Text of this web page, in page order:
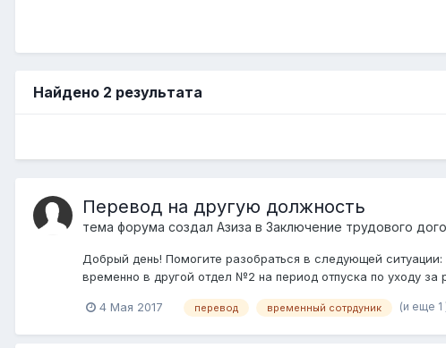
Найдено 2 результата
Перевод на другую должность
тема форума создал Азиза в Заключение трудового
Добрый день! Помогите разобраться в следующей
временно в другой отдел №2 на период отпуска по уходу
4 Мая 2017 перевод временный сотрдуник (и еще 1